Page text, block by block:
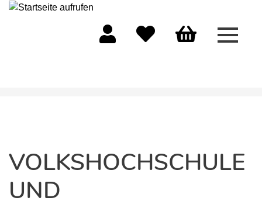
Menü
VOLKSHOCHSCHULE
UND